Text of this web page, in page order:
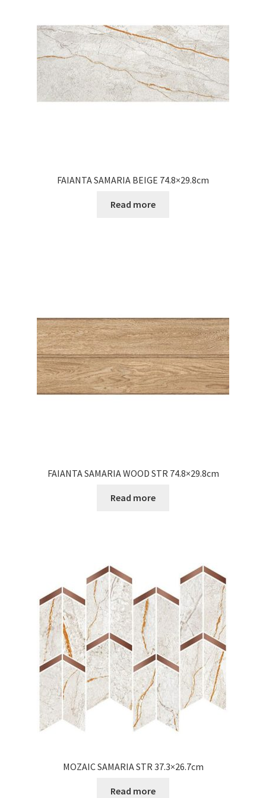
Plata si Livrare
Politică de confidențialitate
Politica de cookie
FAIANTA SAMARIA BEIGE 74.8×29.8cm
Read more
FAIANTA SAMARIA WOOD STR 74.8×29.8cm
Read more
MOZAIC SAMARIA STR 37.3×26.7cm
Read more